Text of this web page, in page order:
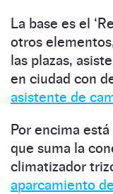
La base es el
otros
las plazas,
en ciudad con
asistente de
Por encima está
que suma la
climatizador
aparcamiento